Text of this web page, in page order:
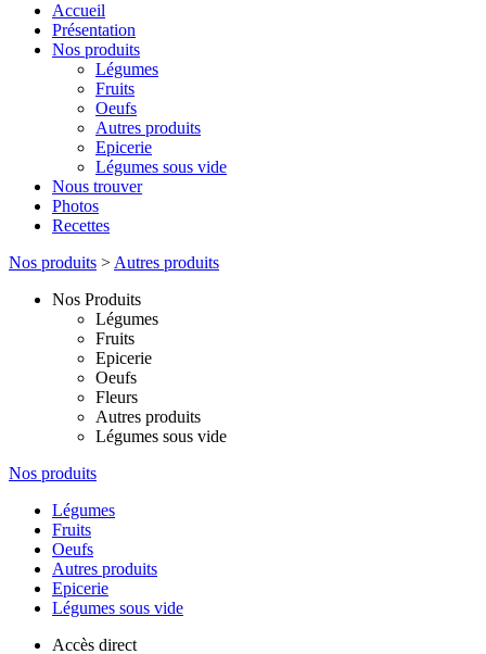
Accueil
Présentation
Nos produits
Légumes
Fruits
Oeufs
Autres produits
Epicerie
Légumes sous vide
Nous trouver
Photos
Recettes
Nos produits > Autres produits
Nos Produits
Légumes
Fruits
Epicerie
Oeufs
Fleurs
Autres produits
Légumes sous vide
Nos produits
Légumes
Fruits
Oeufs
Autres produits
Epicerie
Légumes sous vide
Accès direct